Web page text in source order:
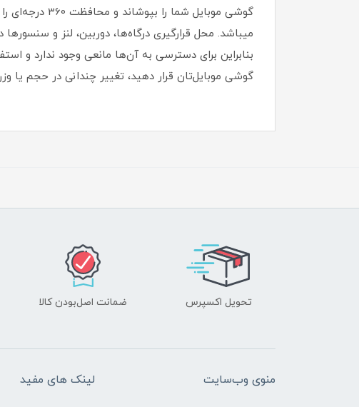
میباشد.‏ محل قرارگیری درگاه‌ها، دوربین، لنز و
بنابراین برای دسترسی به آن‌ها مانعی وجود ندارد و
گوشی موبایل‌تان قرار دهید، تغییر چندانی در حجم یا
تحویل اکسپرس ضمانت اصل‌بودن کالا
منوی وب‌سایت لینک های مفید